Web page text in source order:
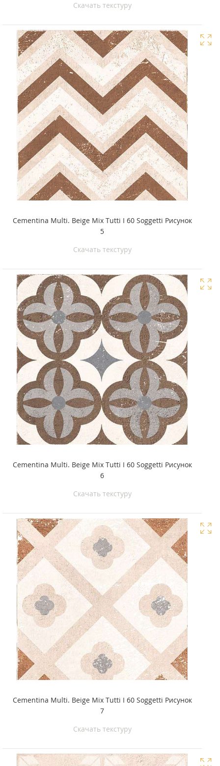
Скачать текстуру
Cementina Multi. Beige Mix Tutti I 60 Soggetti Рисунок
5
Скачать текстуру
Cementina Multi. Beige Mix Tutti I 60 Soggetti Рисунок
6
Скачать текстуру
Cementina Multi. Beige Mix Tutti I 60 Soggetti Рисунок
7
Скачать текстуру